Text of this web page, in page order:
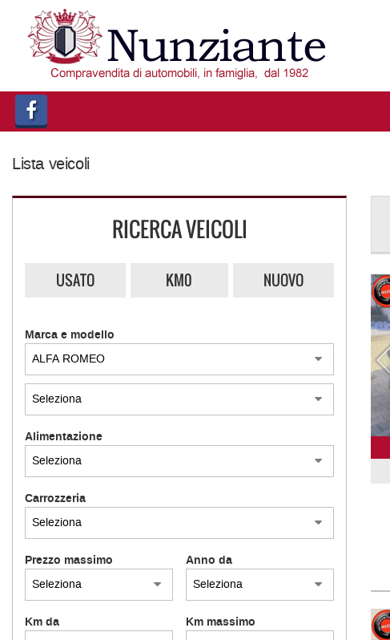
HOME
LISTA VEICOLI
ACQUISTIAMO USATO
ASSISTENZA
Lista veicoli
RICERCA VEICOLI
USATO KM0 NUOVO
Marca e modello
Alimentazione
Carrozzeria
Prezzo massimo Anno da
Km da Km massimo